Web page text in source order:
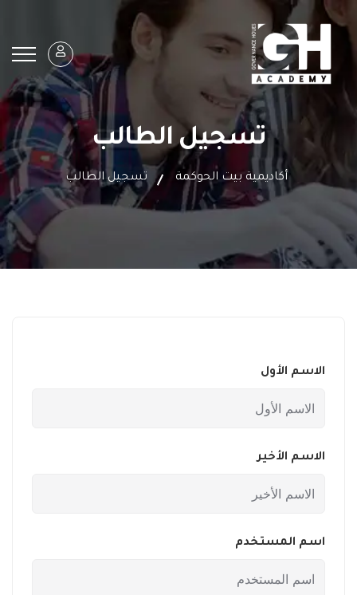
تسجيل الطالب
أكاديمية بيت الحوكمة تسجيل الطالب
الاسم الأول
الاسم الأخير
اسم المستخدم